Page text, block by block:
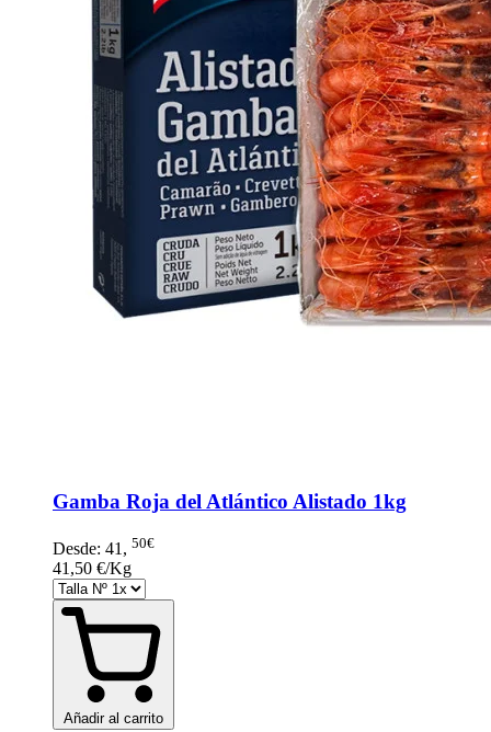
Gamba Roja del Atlántico Alistado 1kg
Desde: 41 , 50€
41,50 €/Kg
Añadir al carrito